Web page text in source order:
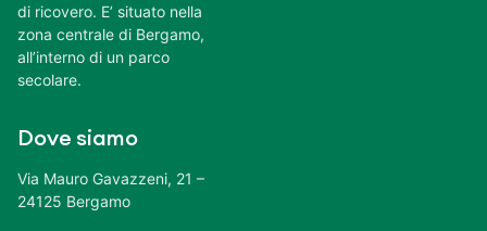
di ricovero. E’ situato nella
zona centrale di Bergamo,
all’interno di un parco
secolare.
Dove siamo
Via Mauro Gavazzeni, 21 –
24125 Bergamo